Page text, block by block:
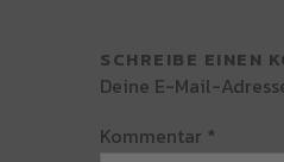
SCHREIBE EINEN
Deine E-Mail-
Kommentar *